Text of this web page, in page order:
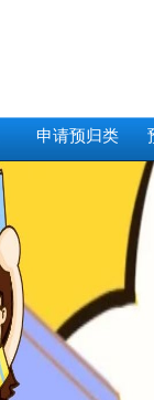
申请预归类